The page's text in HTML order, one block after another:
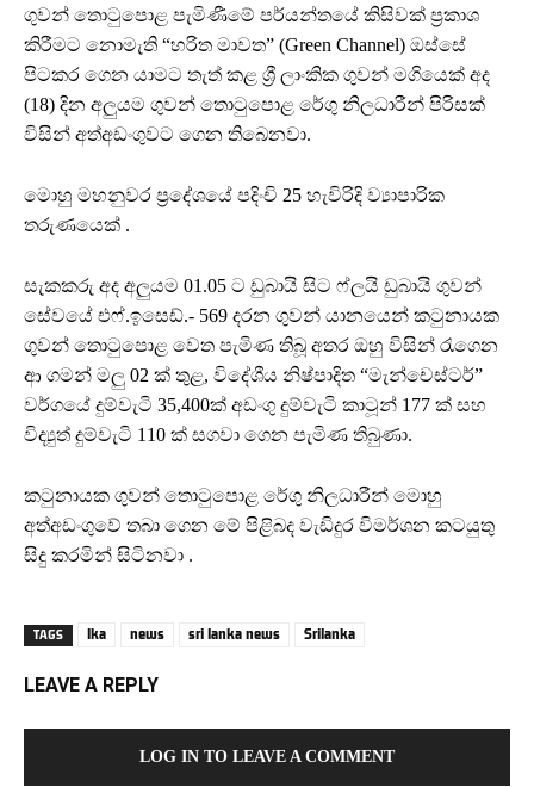
ගුවන් තොටුපොළ පැමිණීමේ පර්යන්තයේ කිසිවක් ප්‍රකාශ
කිරීමට නොමැති “හරිත මාවත” (Green Channel) ඔස්සේ
පිටකර ගෙන යාමට තැත් කළ ශ්‍රී ලාංකික ගුවන් මගියෙක් අද
(18) දින අලුයම ගුවන් තොටුපොළ රේගු නිලධාරීන් පිරිසක්
විසින් අත්අඩංගුවට ගෙන තිබෙනවා.
මොහු මහනුවර ප්‍රදේශයේ පදිංචි 25 හැවිරිදි ව්‍යාපාරික
තරුණයෙක් .
සැකකරු අද අලුයම 01.05 ට ඩුබායි සිට ෆ්ලයි ඩුබායි ගුවන්
සේවයේ එෆ්.ඉසෙඩ්.- 569 දරන ගුවන් යානයෙන් කටුනායක
ගුවන් තොටුපොළ වෙත පැමිණ තිබූ අතර ඔහු විසින් රැගෙන
ආ ගමන් මලු 02 ක් තුළ, විදේශීය නිෂ්පාදිත “මැන්චෙස්ටර්”
වර්ගයේ දුම්වැටි 35,400ක් අඩංගු දුම්වැටි කාටූන් 177 ක් සහ
විද්‍යුත් දුම්වැටි 110 ක් සගවා ගෙන පැමිණ තිබුණා.
කටුනායක ගුවන් තොටුපොළ රේගු නිලධාරීන් මොහු
අත්අඩංගුවේ තබා ගෙන මේ පිළිබද වැඩිදුර විමර්ශන කටයුතු
සිදු කරමින් සිටිනවා .
TAGS lka news sri lanka news Srilanka
LEAVE A REPLY
LOG IN TO LEAVE A COMMENT